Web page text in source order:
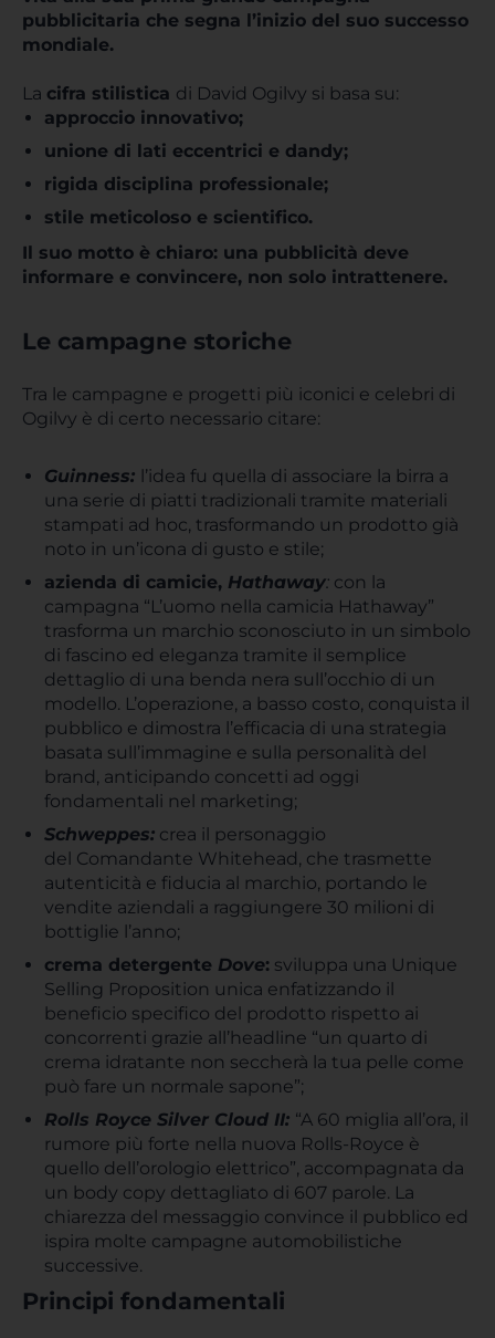
pubblicitaria che segna l’inizio del suo successo
mondiale.
La cifra stilistica di David Ogilvy si basa su:
approccio innovativo;
unione di lati eccentrici e dandy;
rigida disciplina professionale;
stile meticoloso e scientifico.
Il suo motto è chiaro: una pubblicità deve
informare e convincere, non solo intrattenere.
Le campagne storiche
Tra le campagne e progetti più iconici e celebri di
Ogilvy è di certo necessario citare:
Guinness: l’idea fu quella di associare la birra a
una serie di piatti tradizionali tramite materiali
stampati ad hoc, trasformando un prodotto già
noto in un’icona di gusto e stile;
azienda di camicie, Hathaway: con la
campagna “L’uomo nella camicia Hathaway”
trasforma un marchio sconosciuto in un simbolo
di fascino ed eleganza tramite il semplice
dettaglio di una benda nera sull’occhio di un
modello. L’operazione, a basso costo, conquista il
pubblico e dimostra l’efficacia di una strategia
basata sull’immagine e sulla personalità del
brand, anticipando concetti ad oggi
fondamentali nel marketing;
Schweppes: crea il personaggio
del Comandante Whitehead, che trasmette
autenticità e fiducia al marchio, portando le
vendite aziendali a raggiungere 30 milioni di
bottiglie l’anno;
crema detergente Dove: sviluppa una Unique
Selling Proposition unica enfatizzando il
beneficio specifico del prodotto rispetto ai
concorrenti grazie all’headline “un quarto di
crema idratante non seccherà la tua pelle come
può fare un normale sapone”;
Rolls Royce Silver Cloud II: “A 60 miglia all’ora, il
rumore più forte nella nuova Rolls-Royce è
quello dell’orologio elettrico”, accompagnata da
un body copy dettagliato di 607 parole. La
chiarezza del messaggio convince il pubblico ed
ispira molte campagne automobilistiche
successive.
Principi fondamentali